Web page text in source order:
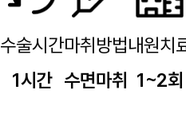
수술시간
1시간
마취방법
수면마취
내원치
1~2회